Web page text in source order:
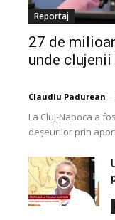
Reportaj
27 de
unde clujenii
Claudiu Padurean -
La Cluj-Napoca a
deșeurilor prin